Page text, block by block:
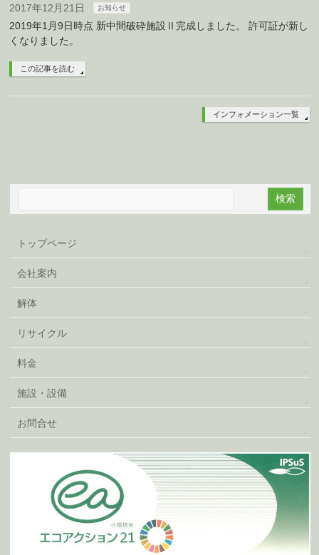
2017年12月21日 お知らせ
2019年1月9日時点 新中間破砕施設Ⅱ完成しました。 許可証が新し
くなりました。
この記事を読む
インフォメーション一覧
トップページ
会社案内
解体
リサイクル
料金
施設・設備
お問合せ